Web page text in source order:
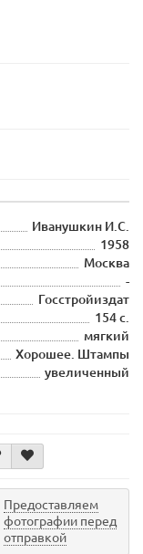
Иванушкин И.С.
1958
Москва
-
Госстройиздат
154 с.
мягкий
Хорошее. Штампы
увеличенный
Предоставляем
фотографии перед
отправкой